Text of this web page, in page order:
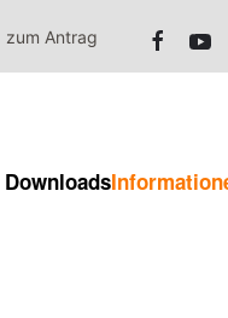
zum Antrag